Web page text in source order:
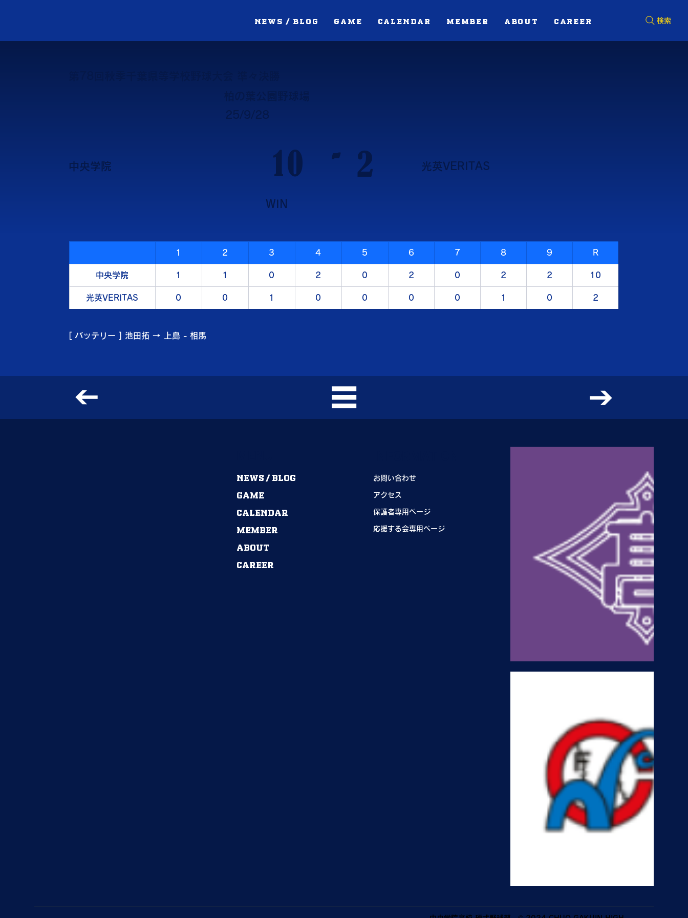
NEWS / BLOG GAME CALENDAR MEMBER ABOUT CAREER 検索
25/9/28
WIN
-
中央学院 10 2 光英VERITAS
1 2 3 4 5 6 7 8 9 R
中央学院 1 1 0 2 0 2 0 2 2 10
光英VERITAS 0 0 1 0 0 0 0 1 0 2
[ バッテリー ] 池田拓 → 上島 - 相馬
お問い合わせ
アクセス
保護者専用ページ
応援する会専用ページ
NEWS / BLOG
GAME
CALENDAR
MEMBER
ABOUT
CAREER